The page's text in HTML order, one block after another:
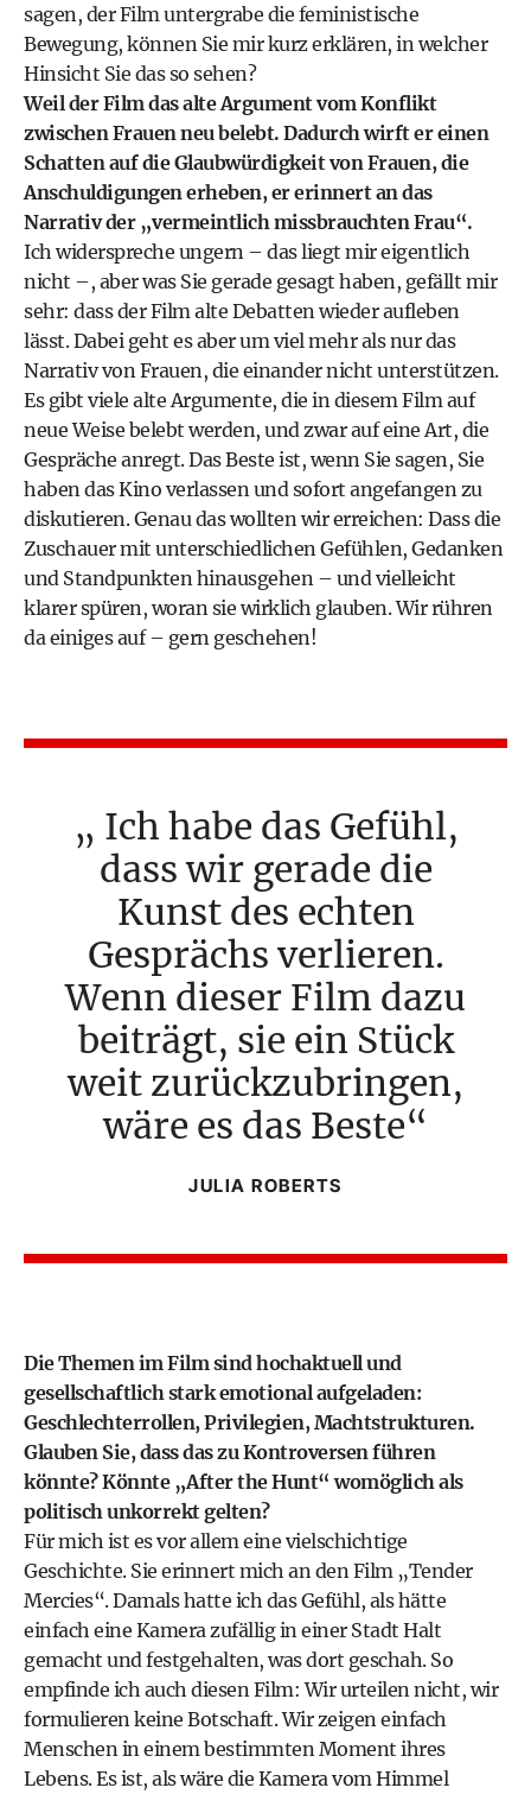
sagen, der Film untergrabe die feministische
Bewegung, können Sie mir kurz erklären, in welcher
Hinsicht Sie das so sehen?
Weil der Film das alte Argument vom Konflikt
zwischen Frauen neu belebt. Dadurch wirft er einen
Schatten auf die Glaubwürdigkeit von Frauen, die
Anschuldigungen erheben, er erinnert an das
Narrativ der „vermeintlich missbrauchten Frau“.
Ich widerspreche ungern – das liegt mir eigentlich
nicht –, aber was Sie gerade gesagt haben, gefällt mir
sehr: dass der Film alte Debatten wieder aufleben
lässt. Dabei geht es aber um viel mehr als nur das
Narrativ von Frauen, die einander nicht unterstützen.
Es gibt viele alte Argumente, die in diesem Film auf
neue Weise belebt werden, und zwar auf eine Art, die
Gespräche anregt. Das Beste ist, wenn Sie sagen, Sie
haben das Kino verlassen und sofort angefangen zu
diskutieren. Genau das wollten wir erreichen: Dass die
Zuschauer mit unterschiedlichen Gefühlen, Gedanken
und Standpunkten hinausgehen – und vielleicht
klarer spüren, woran sie wirklich glauben. Wir rühren
da einiges auf – gern geschehen!
Ich habe das Gefühl,
dass wir gerade die
Kunst des echten
Gesprächs verlieren.
Wenn dieser Film dazu
beiträgt, sie ein Stück
weit zurückzubringen,
wäre es das Beste
JULIA ROBERTS
Die Themen im Film sind hochaktuell und
gesellschaftlich stark emotional aufgeladen:
Geschlechterrollen, Privilegien, Machtstrukturen.
Glauben Sie, dass das zu Kontroversen führen
könnte? Könnte „After the Hunt“ womöglich als
politisch unkorrekt gelten?
Für mich ist es vor allem eine vielschichtige
Geschichte. Sie erinnert mich an den Film „Tender
Mercies“. Damals hatte ich das Gefühl, als hätte
einfach eine Kamera zufällig in einer Stadt Halt
gemacht und festgehalten, was dort geschah. So
empfinde ich auch diesen Film: Wir urteilen nicht, wir
formulieren keine Botschaft. Wir zeigen einfach
Menschen in einem bestimmten Moment ihres
Lebens. Es ist, als wäre die Kamera vom Himmel